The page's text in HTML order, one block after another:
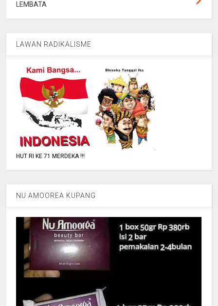
LEMBATA
LAWAN RADIKALISME
HUT RI KE 71 MERDEKA !!!
NU AMOOREA KUPANG